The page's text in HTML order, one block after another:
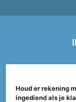
Houd er rekening
ingediend als je